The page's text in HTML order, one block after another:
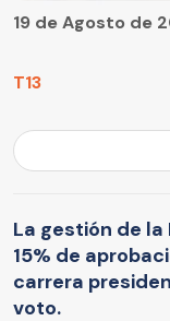
T13
19 de Agosto de
La gestión de
15% de
carrera
voto.